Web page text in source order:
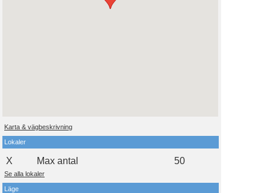
Karta & vägbeskrivning
Lokaler
X Max antal 50
Se alla lokaler
Läge